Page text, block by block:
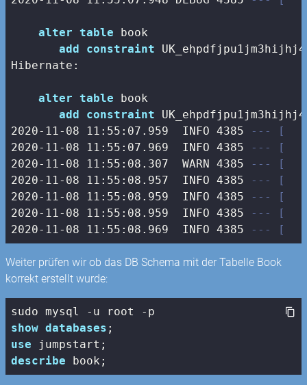
alter table book
add
constraint
Hibernate:
alter table book
add
constraint
2020-11 -08 11 : 55 : 07.959
  INFO
4385
--- [
2020-11 -08 11 : 55 : 07.969
  INFO
4385
--- [
2020-11 -08 11 : 55 : 08.307
  WARN
4385
--- [
2020-11 -08 11 : 55 : 08.957
  INFO
4385
--- [
2020-11 -08 11 : 55 : 08.959
  INFO
4385
--- [
2020-11 -08 11 : 55 : 08.959
  INFO
4385
--- [
2020-11 -08 11 : 55 : 08.969
  INFO
4385 --- [
Weiter prüfen wir ob das DB Schema mit der Tabelle Book
korrekt erstellt wurde:
show databases
use
describe book;